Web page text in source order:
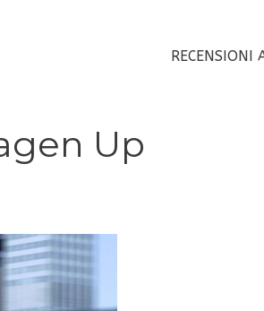
RECENSIONI
Up